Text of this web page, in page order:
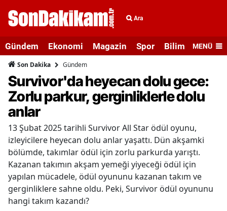
Ara
Gündem Ekonomi Magazin Spor Bilim veMENÜ
Son Dakika Gündem
Survivor'da heyecan dolu gece:
Zorlu parkur, gerginliklerle dolu
anlar
13 Şubat 2025 tarihli Survivor All Star ödül oyunu,
izleyicilere heyecan dolu anlar yaşattı. Dün akşamki
bölümde, takımlar ödül için zorlu parkurda yarıştı.
Kazanan takımın akşam yemeği yiyeceği ödül için
yapılan mücadele, ödül oyununu kazanan takım ve
gerginliklere sahne oldu. Peki, Survivor ödül oyununu
hangi takım kazandı?